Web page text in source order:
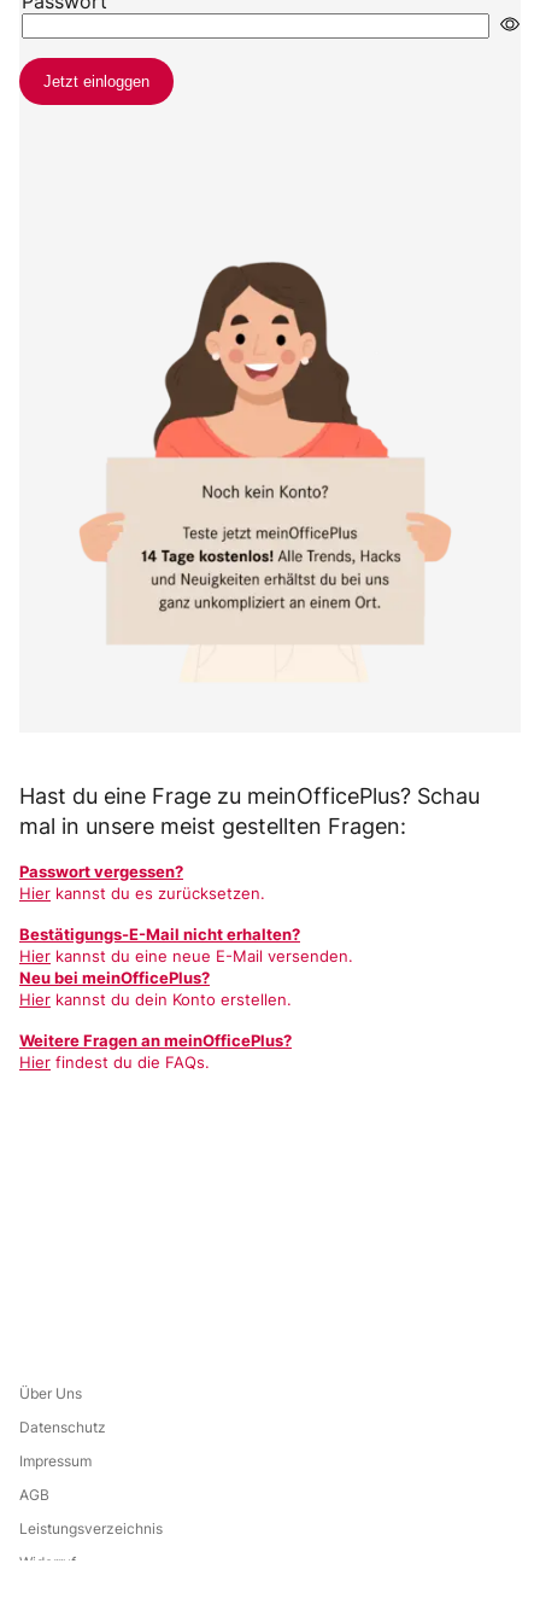
Hast du eine Frage zu meinOfficePlus? Schau
mal in unsere meist gestellten Fragen:
Passwort vergessen?
Hier kannst du es zurücksetzen.
Bestätigungs-E-Mail nicht erhalten?
Hier kannst du eine neue E-Mail versenden.
Neu bei meinOfficePlus?
Hier kannst du dein Konto erstellen.
Weitere Fragen an meinOfficePlus?
Hier findest du die FAQs.
Über Uns
Datenschutz
Impressum
AGB
Leistungsverzeichnis
Widerruf